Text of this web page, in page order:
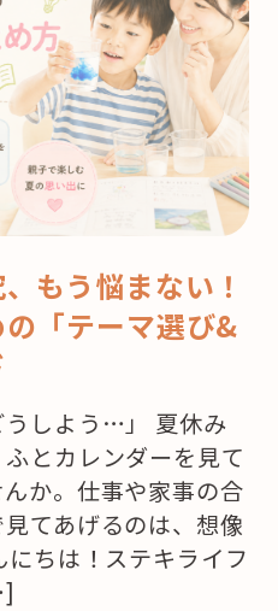
もう悩まない！
「テーマ選び&
うしよう…」 夏休み
とカレンダーを見て
か。仕事や家事の合
てあげるのは、想像
ちは！ステキライフ